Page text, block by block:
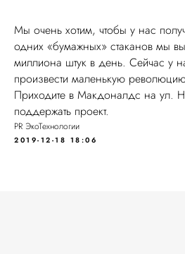
Мы очень хотим, чтобы у нас
одних «бумажных» стаканов мы
миллиона штук в день. Сейчас у
произвести маленькую
Приходите в Макдоналдс на ул.
поддержать проект.
PR ЭкоТехнологии
2019-12-18 18:06